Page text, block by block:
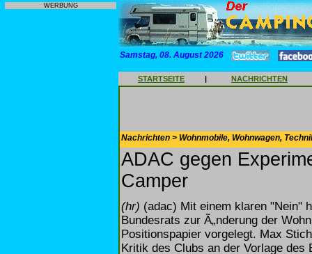
WERBUNG
Samstag, 08. August 2026
STARTSEITE | NACHRICHTEN
Nachrichten > Wohnmobile, Wohnwagen,
ADAC gegen
Camper
(hr) (adac) Mit einem klaren "Nein"
Bundesrats zur Ã„nderung der
Positionspapier vorgelegt. Max
Kritik des Clubs an der Vorlage